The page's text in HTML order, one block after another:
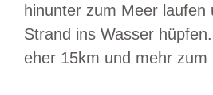
hinunter zum Meer laufen
Strand ins Wasser
eher 15km und mehr zum